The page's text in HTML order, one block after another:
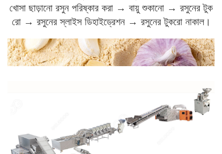
খোসা ছাড়ানো রসুন পরিষ্কার করা → বায়ু শুকানো → রসুনের টুক
রো → রসুনের স্লাইস ডিহাইড্রেশন → রসুনের টুকরো নাকাল।